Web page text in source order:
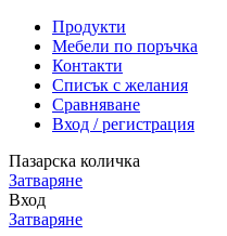
Продукти
Мебели по поръчка
Контакти
Списък с желания
Сравняване
Вход / регистрация
Пазарска количка
Затваряне
Вход
Затваряне